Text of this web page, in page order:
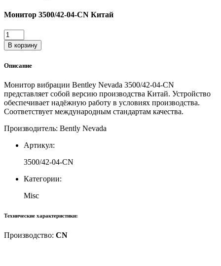
Монитор 3500/42-04-CN Китай
Количество
товара
Монитор
04-
Китай
В корзину
Описание
Монитор вибрации Bentley Nevada 3500/42-04-CN
представляет собой версию производства Китай. Устройство
обеспечивает надёжную работу в условиях производства.
Соответствует международным стандартам качества.
Производитель: Bently Nevada
Артикул:
3500/42-04-CN
Категории:
Misc
Технические характеристики:
Производство: CN